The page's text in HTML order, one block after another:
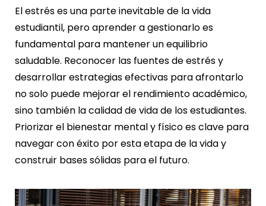
El estrés es una parte inevitable de la vida
estudiantil, pero aprender a gestionarlo es
fundamental para mantener un equilibrio
saludable. Reconocer las fuentes de estrés y
desarrollar estrategias efectivas para afrontarlo
no solo puede mejorar el rendimiento académico,
sino también la calidad de vida de los estudiantes.
Priorizar el bienestar mental y físico es clave para
navegar con éxito por esta etapa de la vida y
construir bases sólidas para el futuro.